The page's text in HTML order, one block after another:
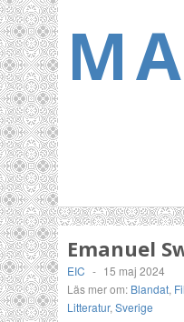
Emanuel
EIC - 15 maj 2024
Läs mer om: Blandat,
Litteratur, Sverige